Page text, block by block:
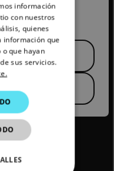
FRENCH
SPANISH
PORTUGUESE
KOREAN
JAPANESE
CHINESE
información
con nuestros
quienes
información que
o que hayan
sus servicios.